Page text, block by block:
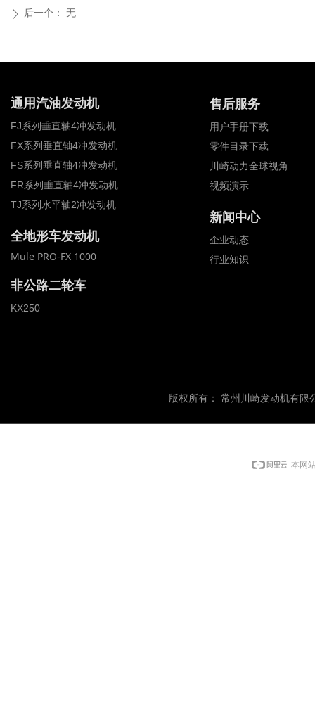
ꄲ 后一个： 无
售后服务
用户手册下载
零件目录下载
川崎动力全球视角
视频演示
新闻中心
企业动态
行业知识
通用汽油发动机
FJ系列垂直轴4冲发动机
FX系列垂直轴4冲发动机
FS系列垂直轴4冲发动机
FR系列垂直轴4冲发动机
TJ系列水平轴2冲发动机
全地形车发动机
Mule PRO-FX 1000
非公路二轮车
KX250
版权所有： 常州川崎发动机有限
本网